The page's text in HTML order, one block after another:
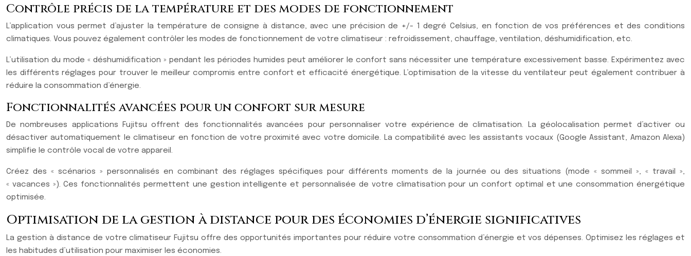
Contrôle précis de la température et des modes de fonctionnement
L’application vous permet d’ajuster la température de consigne à distance, avec une précision de +/- 1 degré Celsius, en fonction de vos préférences et des conditions
climatiques. Vous pouvez également contrôler les modes de fonctionnement de votre climatiseur : refroidissement, chauffage, ventilation, déshumidification, etc.
L’utilisation du mode « déshumidification » pendant les périodes humides peut améliorer le confort sans nécessiter une température excessivement basse. Expérimentez avec
les différents réglages pour trouver le meilleur compromis entre confort et efficacité énergétique. L’optimisation de la vitesse du ventilateur peut également contribuer à
réduire la consommation d’énergie.
Fonctionnalités avancées pour un confort sur mesure
De nombreuses applications Fujitsu offrent des fonctionnalités avancées pour personnaliser votre expérience de climatisation. La géolocalisation permet d’activer ou
désactiver automatiquement le climatiseur en fonction de votre proximité avec votre domicile. La compatibilité avec les assistants vocaux (Google Assistant, Amazon Alexa)
simplifie le contrôle vocal de votre appareil.
Créez des « scénarios » personnalisés en combinant des réglages spécifiques pour différents moments de la journée ou des situations (mode « sommeil », « travail »,
« vacances »). Ces fonctionnalités permettent une gestion intelligente et personnalisée de votre climatisation pour un confort optimal et une consommation énergétique
optimisée.
Optimisation de la gestion à distance pour des économies d’énergie significatives
La gestion à distance de votre climatiseur Fujitsu offre des opportunités importantes pour réduire votre consommation d’énergie et vos dépenses. Optimisez les réglages et
les habitudes d’utilisation pour maximiser les économies.